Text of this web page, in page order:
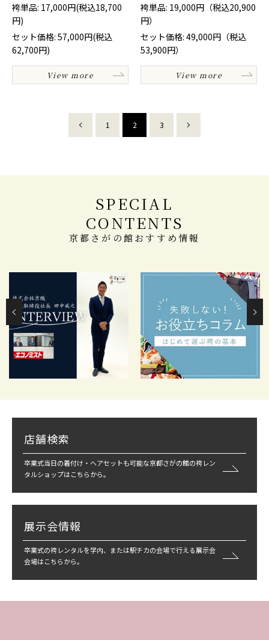
袴単品: 17,000円(税込18,700
円)
セット価格: 57,000円(税込
62,700円)
View more
袴単品: 19,000円（税込20,900
円）
セット価格: 49,000円（税込
53,900円）
View more
1 2 3
SPECIAL
CONTENTS
京都さがの館おすすめ情報
店舗検索
卒業式当日の着付け・ヘアセットも可能な京都さがの館の袴レン
タルショップはこちらから。
展示会情報
卒業式の袴レンタルを学内、または駅チカの会場で行える展示会
会場はこちらから。